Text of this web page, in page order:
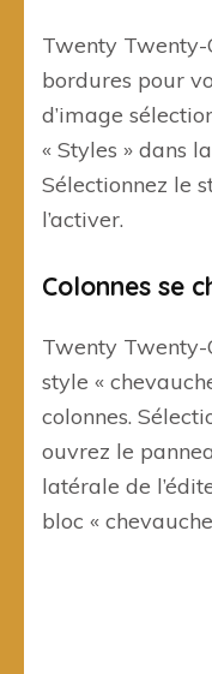
Twenty Twenty-
bordures pour
d’image
« Styles » dans
Sélectionnez le
l’activer.
Colonnes se
Twenty
style «
colonnes.
ouvrez le
latérale de
bloc «